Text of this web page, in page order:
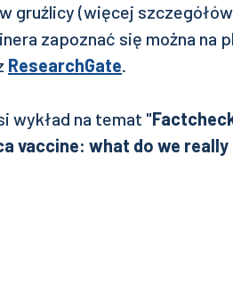
gruźlicy (więcej szczegółów
zapoznać się można na
ResearchGate.
wykład na temat "
vaccine: what do we really